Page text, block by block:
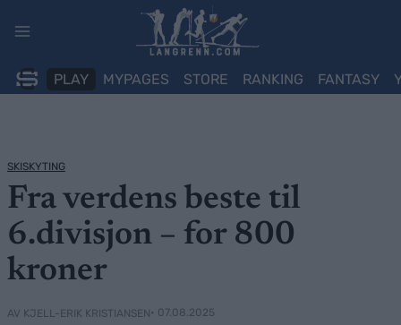
PLAY MYPAGES STORE RANKING FANTASY
SKISKYTING
Fra verdens beste til
6.divisjon – for 800
kroner
AV KJELL-ERIK KRISTIANSEN• 07.08.2025